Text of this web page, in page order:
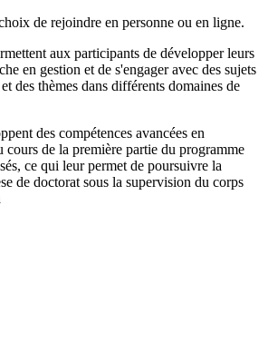
de rejoindre en personne ou en ligne.
aux participants de développer leurs
en gestion et de s'engager avec des sujets
des thèmes dans différents domaines de
des compétences avancées en
cours de la première partie du programme
ce qui leur permet de poursuivre la
de doctorat sous la supervision du corps